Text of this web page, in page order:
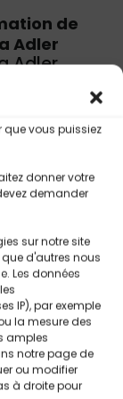
vous puissiez
donner votre
demander
sur notre site
d'autres nous
Les données
IP), par exemple
la mesure des
amples
notre page de
ou modifier
à droite pour
de
Adler
Adler